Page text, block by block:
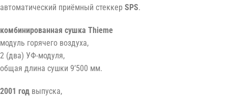
автоматический приёмный стеккер SPS.
комбинированная сушка Thieme
модуль горячего воздуха,
2 (два) УФ-модуля,
общая длина сушки 9’500 мм.
2001 год выпуска,